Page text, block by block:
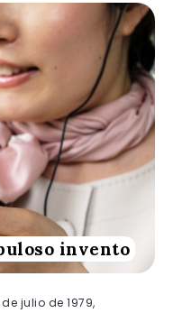
invento
julio de 1979,